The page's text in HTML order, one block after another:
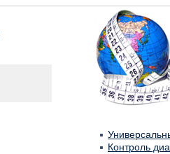
Контроль